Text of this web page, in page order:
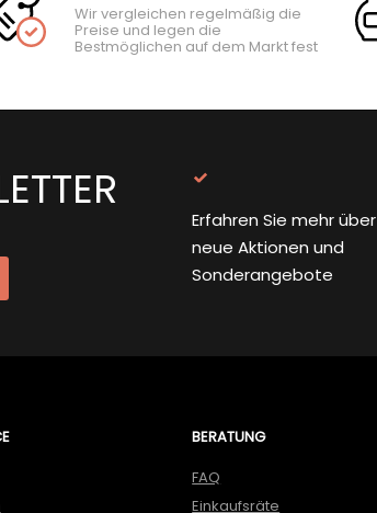
Wir vergleichen regelmäßig die
Preise und legen die
Bestmöglichen auf dem Markt fest
Erfahren Sie mehr über
neue Aktionen und
Sonderangebote
BERATUNG
FAQ
Einkaufsräte